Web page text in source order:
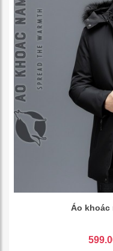
Áo khoác